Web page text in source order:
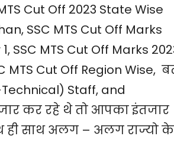
Cut Off 2023 State Wise
SSC MTS Cut Off Marks
SSC MTS Cut Off Marks
MTS Cut Off Region Wise,
Staff, and
कर रहे थे तो आपका इंतजार
ही साथ अलग – अलग राज्यो के